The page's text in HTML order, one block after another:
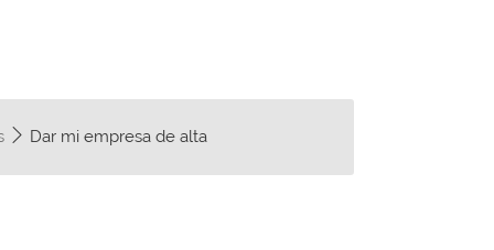
Dar mi empresa de alta